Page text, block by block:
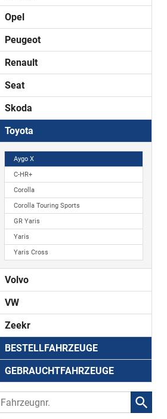
Opel
Peugeot
Renault
Seat
Skoda
Toyota
Aygo X
C-HR+
Corolla
Corolla Touring Sports
GR Yaris
Yaris
Yaris Cross
Volvo
VW
Zeekr
BESTELLFAHRZEUGE
GEBRAUCHTFAHRZEUGE
Fahrzeugnr.